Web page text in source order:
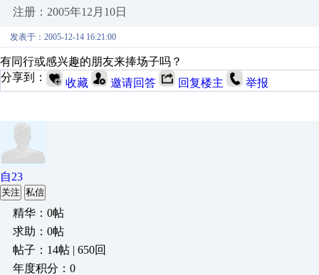
注册：2005年12月10日
发表于：2005-12-14 16:21:00
有同行或感兴趣的朋友来捧场子吗？
分享到：
收藏 邀请回答 回复楼主 举报
自23
关注 私信
精华：0帖
求助：0帖
帖子：14帖 | 650回
年度积分：0